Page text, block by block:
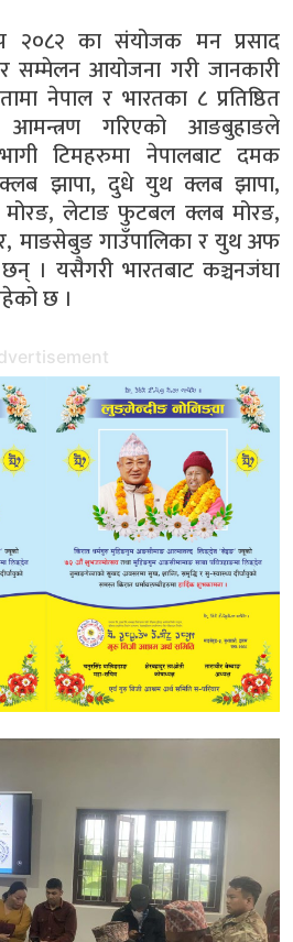
२०८२ का संयोजक मन प्रसाद
आयोजना गरी जानकारी
नेपाल र भारतका ८ प्रतिष्ठित
गरिएको आङबुहाङले
टिमहरुमा नेपालबाट दमक
क्लब झापा, दुधे युथ क्लब झापा,
मोरङ, लेटाङ फुटबल क्लब मोरङ,
माङसेबुङ गाउँपालिका र युथ अफ
। यसैगरी भारतबाट कञ्चनजंघा
छ ।